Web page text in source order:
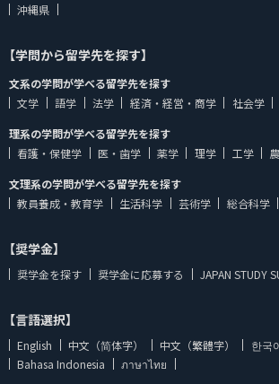
沖縄県
【学問から留学先を探す】
文系の学問が学べる留学先を探す
文学
語学 法学 経済・経営・商学 社会学
理系の学問が学べる留学先を探す
看護・保健学
医・歯学 薬学 理学 工学
文理系の学問が学べる留学先を探す
教員養成・教育学
生活科学 芸術学 総合科学
【奨学金】
奨学金を探す 奨学金に応募する JAPAN STUDY
【言語選択】
English 中文（简体字） 中文（繁體字） 한국
Bahasa Indonesia
ภาษาไทย